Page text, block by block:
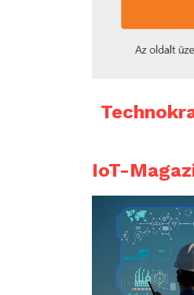
IoT-